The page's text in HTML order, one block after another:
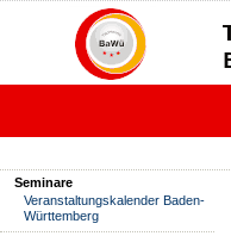
Seminare
Veranstaltungskalender Baden-
Württemberg